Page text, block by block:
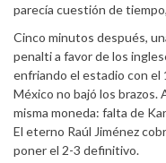
parecía cuestión de
Cinco minutos después,
penalti a favor de los
enfriando el estadio con el
México no bajó los brazos.
misma moneda: falta de
El eterno Raúl Jiménez
poner el 2-3 definitivo.